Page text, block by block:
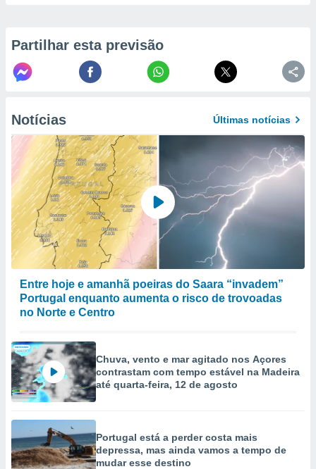
qualquer
em “
na
de
ou aceder
num
para
utilizar
criar
medir
medir o
dos
Partilhar esta previsão
Notícias Últimas notícias
Entre hoje e amanhã poeiras do Saara “invadem”
Portugal enquanto aumenta o risco de trovoadas
no Norte e Centro
Chuva, vento e mar agitado nos Açores
contrastam com tempo estável na Madeira
até quarta-feira, 12 de agosto
Portugal está a perder costa mais
depressa, mas ainda vamos a tempo de
mudar esse destino